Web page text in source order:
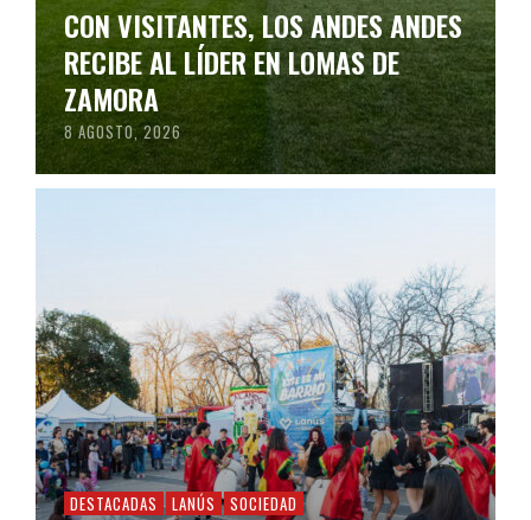
CON VISITANTES, LOS ANDES ANDES
RECIBE AL LÍDER EN LOMAS DE
ZAMORA
8 AGOSTO, 2026
DESTACADAS LANÚS SOCIEDAD